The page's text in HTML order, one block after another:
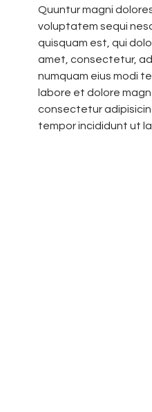
Quuntur magni
voluptatem sequi
quisquam est, qui
amet, consectetur,
numquam eius modi
labore et dolore
consectetur
tempor incididunt ut